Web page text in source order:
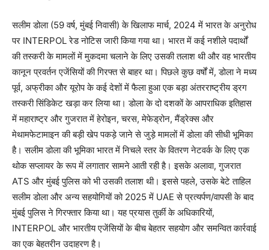
सलीम डोला (59 वर्ष, मुंबई निवासी) के खिलाफ मार्च, 2024 में भारत के अनुरोध
पर INTERPOL रेड नोटिस जारी किया गया था। भारत में कई नशीले पदार्थों
की तस्करी के मामलों में मुकदमा चलाने के लिए उसकी तलाश थी और वह भारतीय
कानून प्रवर्तन एजेंसियों की गिरफ्त से बाहर था। पिछले कुछ वर्षों में, डोला ने मध्य
पूर्व, अफ्रीका और यूरोप के कई देशों में फैला हुआ एक बड़ा अंतरराष्ट्रीय ड्रग
तस्करी सिंडिकेट खड़ा कर लिया था। डोला के दो दशकों के आपराधिक इतिहास
में महाराष्ट्र और गुजरात में हेरोइन, चरस, मेफेड्रोन, मैंड्रेक्स और
मेथामफेटामाइन की बड़ी खेप पकड़े जाने से जुड़े मामलों में डोला की सीधी भूमिका
है। सलीम डोला की भूमिका भारत में निचले स्तर के वितरण नेटवर्क के लिए एक
थोक सप्लायर के रूप में लगातार सामने आती रही है। इसके अलावा, गुजरात
ATS और मुंबई पुलिस को भी उसकी तलाश थी। इससे पहले, उसके बेटे ताहिल
सलीम डोला और अन्य सहयोगियों को 2025 में UAE से प्रत्यर्पण/वापसी के बाद
मुंबई पुलिस ने गिरफ्तार किया था। यह प्रयास तुर्की के अधिकारियों,
INTERPOL और भारतीय एजेंसियों के बीच बेहतर सहयोग और समन्वित कार्रवाई
का एक बेहतरीन उदाहरण है।